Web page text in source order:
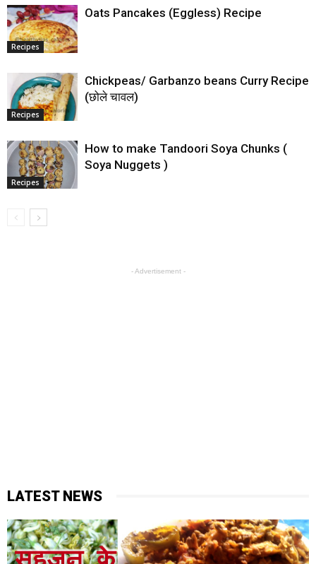
Recipes
Oats Pancakes (Eggless) Recipe
Recipes
Chickpeas/ Garbanzo beans Curry Recipe
(छोले चावल)
Recipes
How to make Tandoori Soya Chunks (
Soya Nuggets )
- Advertisement -
LATEST NEWS